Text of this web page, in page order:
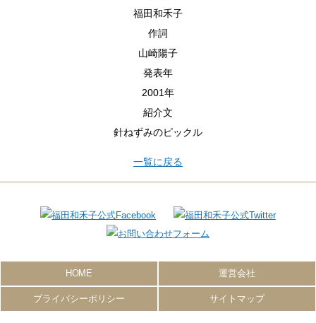
福田和禾子
作詞
山崎陽子
発表年
2001年
紹介文
針ねずみのピックル
一覧に戻る
HOME 運営会社
プライバシーポリシー サイトマップ